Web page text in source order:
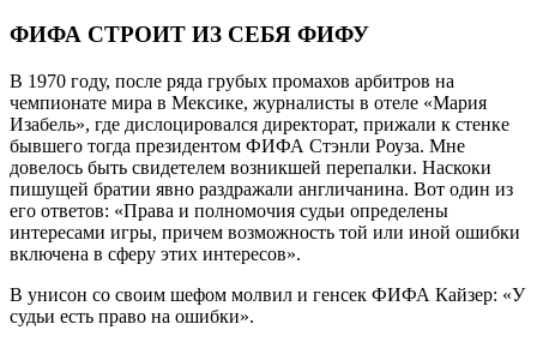
ФИФА СТРОИТ ИЗ СЕБЯ ФИФУ
В 1970 году, после ряда грубых промахов арбитров на
чемпионате мира в Мексике, журналисты в отеле «Мария
Изабель», где дислоцировался директорат, прижали к стенке
бывшего тогда президентом ФИФА Стэнли Роуза. Мне
довелось быть свидетелем возникшей перепалки. Наскоки
пишущей братии явно раздражали англичанина. Вот один из
его ответов: «Права и полномочия судьи определены
интересами игры, причем возможность той или иной ошибки
включена в сферу этих интересов».
В унисон со своим шефом молвил и генсек ФИФА Кайзер: «У
судьи есть право на ошибки».